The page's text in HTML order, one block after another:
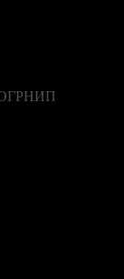
ОГРНИП